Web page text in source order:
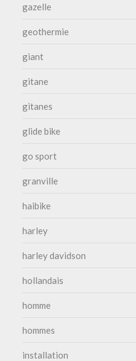
gazelle
geothermie
giant
gitane
gitanes
glide bike
go sport
granville
haibike
harley
harley davidson
hollandais
homme
hommes
installation